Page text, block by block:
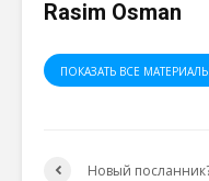
Rasim Osman
ПОКАЗАТЬ ВСЕ
Новый